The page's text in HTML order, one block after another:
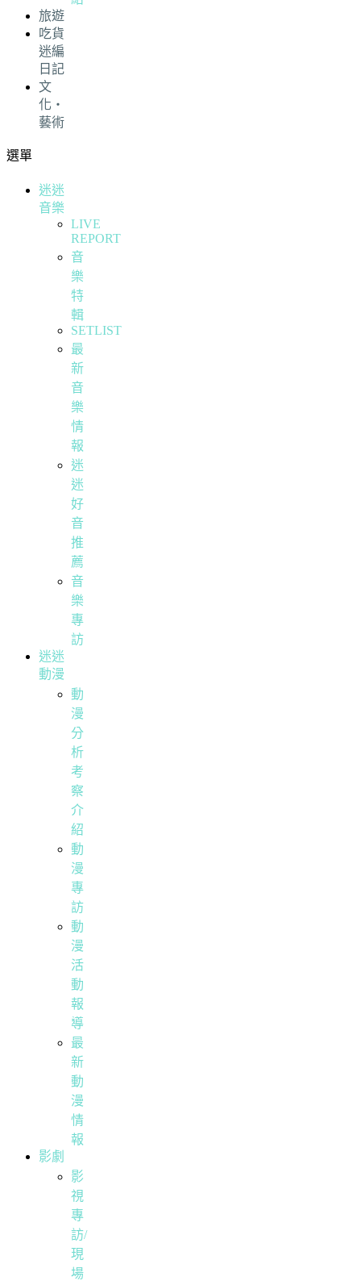
旅遊
吃貨
迷編
日記
文
化・
藝術
選單
迷迷
音樂
LIVE
REPORT
音
樂
特
輯
SETLIST
最
新
音
樂
情
報
迷
迷
好
音
推
薦
音
樂
專
訪
迷迷
動漫
動
漫
分
析
考
察
介
紹
動
漫
專
訪
動
漫
活
動
報
導
最
新
動
漫
情
報
影劇
影
視
專
訪/
現
場